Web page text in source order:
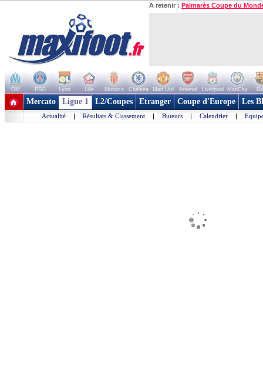
A retenir : Palmarès Coupe du
OM PSG Lyon Lille Monaco Chelsea Man Utd Arsenal Liverpool ManCity
+ de clubs
Mercato Ligue 1 L2/Coupes Etranger Coupe d'Europe Les
Actualité | Résultats & Classement | Buteurs | Calendrier |